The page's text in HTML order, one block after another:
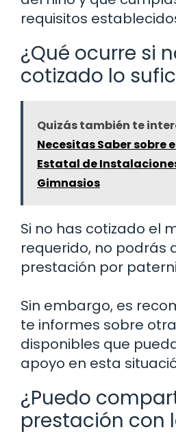
requisitos
¿Qué ocurre si
cotizado lo
Quizás también te
Necesitas Saber sobre
Estatal de
Gimnasios
Si no has cotizado el
requerido, no podrás
prestación por
Sin embargo, es
te informes sobre
disponibles que
apoyo en esta
¿Puedo
prestación con